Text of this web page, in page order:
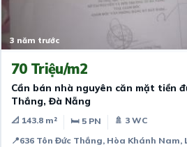
3 năm trước
70 Triệu/m2
Cần bán nhà nguyên căn mặt tiền
Thắng, Đà Nẵng
📐 143.8 m² 🛏 5 PN
🚿 3 WC
📍636 Tôn Đức Thắng, Hòa Khánh